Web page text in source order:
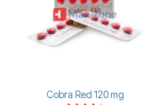
Cobra Red 120 mg